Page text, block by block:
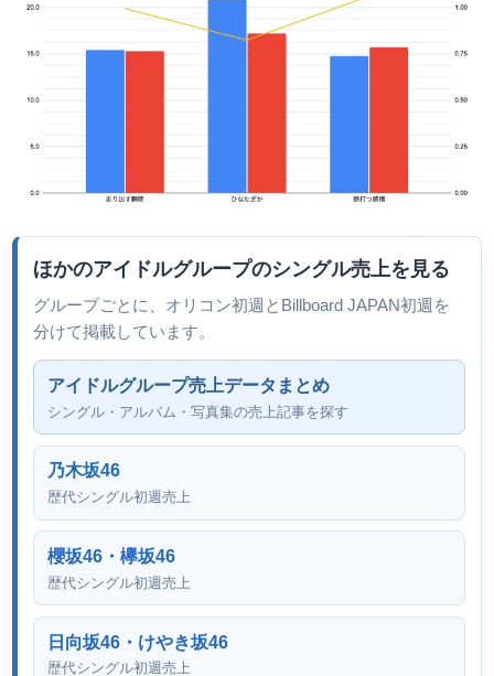
ほかのアイドルグループのシングル売上を見る
グループごとに、オリコン初週とBillboard JAPAN初週を
分けて掲載しています。
アイドルグループ売上データまとめ
シングル・アルバム・写真集の売上記事を探す
乃木坂46
歴代シングル初週売上
櫻坂46・欅坂46
歴代シングル初週売上
日向坂46・けやき坂46
歴代シングル初週売上